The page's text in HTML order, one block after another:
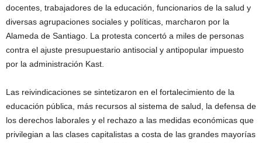
docentes, trabajadores de la educación, funcionarios de la salud y
diversas agrupaciones sociales y políticas, marcharon por la
Alameda de Santiago. La protesta concertó a miles de personas
contra el ajuste presupuestario antisocial y antipopular impuesto
por la administración Kast.
Las reivindicaciones se sintetizaron en el fortalecimiento de la
educación pública, más recursos al sistema de salud, la defensa de
los derechos laborales y el rechazo a las medidas económicas que
privilegian a las clases capitalistas a costa de las grandes mayorías